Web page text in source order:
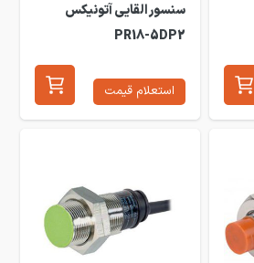
سنسور القایی آتونیکس
PR18-5DP2
استعلام قیمت